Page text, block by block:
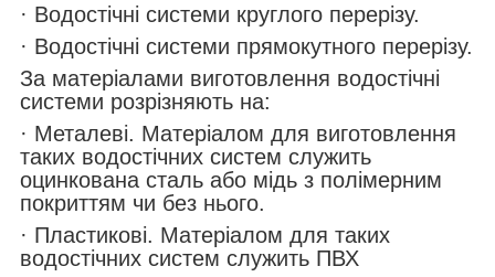
· Водостічні системи круглого перерізу.
· Водостічні системи прямокутного перерізу.
За матеріалами виготовлення водостічні
системи розрізняють на:
· Металеві. Матеріалом для виготовлення
таких водостічних систем служить
оцинкована сталь або мідь з полімерним
покриттям чи без нього.
· Пластикові. Матеріалом для таких
водостічних систем служить ПВХ